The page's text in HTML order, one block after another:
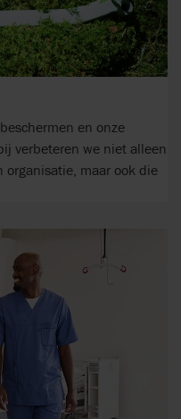
en onze
verbeteren we niet alleen
organisatie, maar ook die